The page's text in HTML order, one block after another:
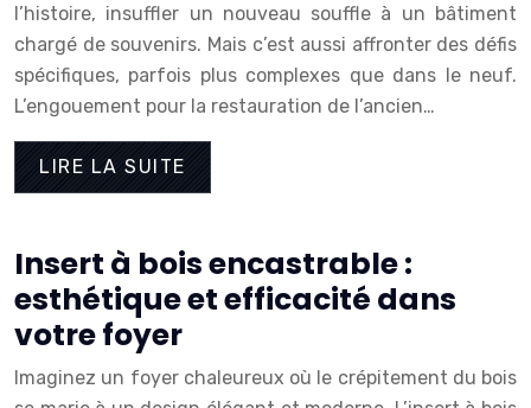
l’histoire, insuffler un nouveau souffle à un bâtiment
chargé de souvenirs. Mais c’est aussi affronter des défis
spécifiques, parfois plus complexes que dans le neuf.
L’engouement pour la restauration de l’ancien…
LIRE LA SUITE
Insert à bois encastrable :
esthétique et efficacité dans
votre foyer
Imaginez un foyer chaleureux où le crépitement du bois